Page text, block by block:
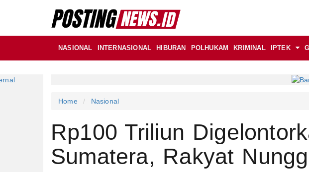
NASIONAL INTERNASIONAL HIBURAN POLHUKAM KRIMINAL IPTEK
Home Nasional
Rp100 Triliun
Sumatera, Rakyat